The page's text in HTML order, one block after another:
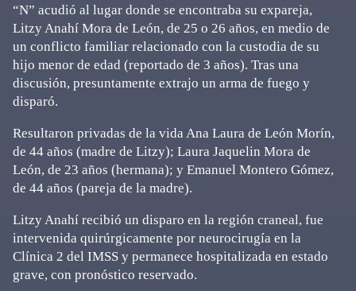
“N” acudió al lugar donde se encontraba su expareja,
Litzy Anahí Mora de León, de 25 o 26 años, en medio de
un conflicto familiar relacionado con la custodia de su
hijo menor de edad (reportado de 3 años). Tras una
discusión, presuntamente extrajo un arma de fuego y
disparó.
Resultaron privadas de la vida Ana Laura de León Morín,
de 44 años (madre de Litzy); Laura Jaquelin Mora de
León, de 23 años (hermana); y Emanuel Montero Gómez,
de 44 años (pareja de la madre).
Litzy Anahí recibió un disparo en la región craneal, fue
intervenida quirúrgicamente por neurocirugía en la
Clínica 2 del IMSS y permanece hospitalizada en estado
grave, con pronóstico reservado.